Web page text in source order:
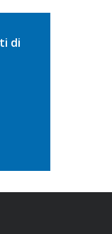
di